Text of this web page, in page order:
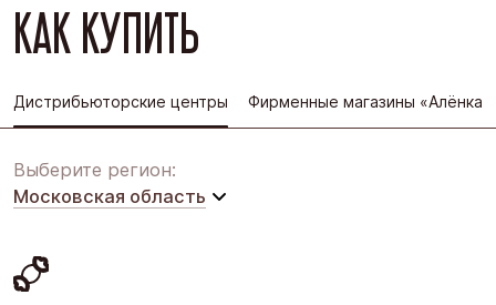
КАК КУПИТЬ
Дистрибьюторские центры Фирменные магазины «Алёнка»
Выберите регион:
Московская область
Восточная Сибирь